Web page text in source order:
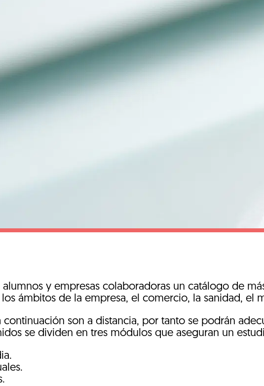
y empresas colaboradoras un catálogo de
ámbitos de la empresa, el comercio, la sanidad, el
continuación son a distancia, por tanto se podrán
se dividen en tres módulos que aseguran un